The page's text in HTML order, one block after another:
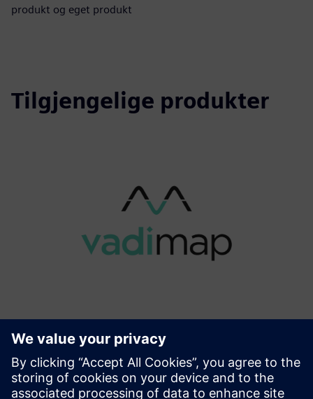
produkt og eget produkt
Tilgjengelige produkter
For bygningseiere og operatører forenkler VadiMap
energiovergangen betydelig. Det gjør det mulig for
bygningseiere å spare energikostnader (opptil 30%), få